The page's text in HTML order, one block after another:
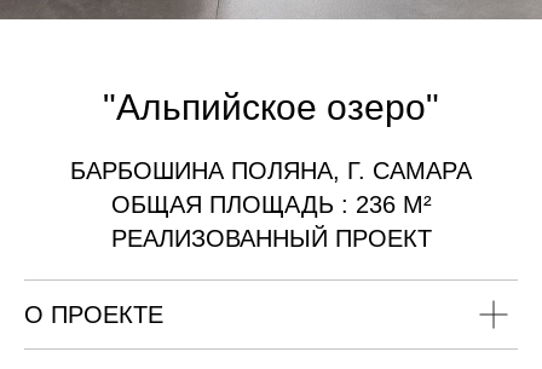
"Альпийское озеро"
БАРБОШИНА ПОЛЯНА, Г. САМАРА
ОБЩАЯ ПЛОЩАДЬ : 236 М²
РЕАЛИЗОВАННЫЙ ПРОЕКТ
О ПРОЕКТЕ